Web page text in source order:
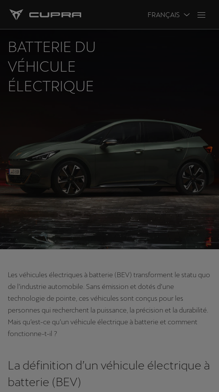
FRANÇAIS
BATTERIE DU
VÉHICULE
ÉLECTRIQUE
Les véhicules électriques à batterie (BEV) transforment le statu quo
de l’industrie automobile. Sans émission et dotés d’une
technologie de pointe, ces véhicules sont conçus pour les
personnes qui recherchent la puissance, la précision et la durabilité.
Mais qu’est-ce qu’un véhicule électrique à batterie et comment
fonctionne-t-il ?
La définition d’un véhicule électrique à
batterie (BEV)